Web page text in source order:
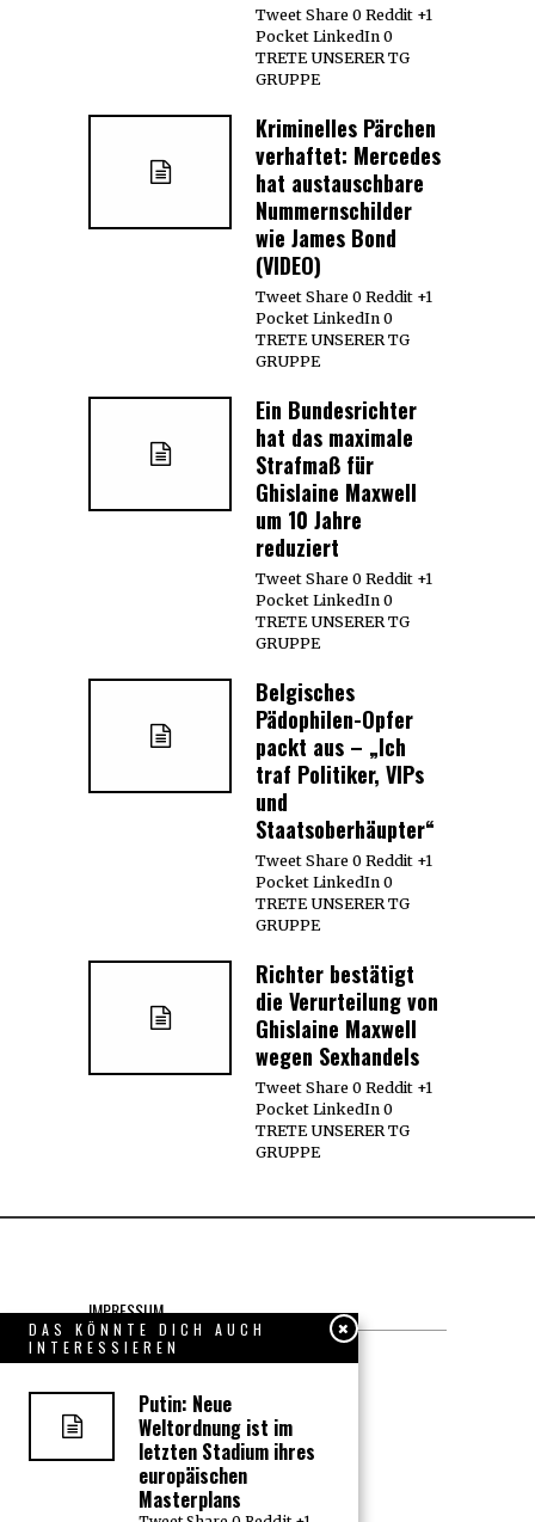
Tweet Share 0 Reddit +1
Pocket LinkedIn 0
TRETE UNSERER TG
GRUPPE
Kriminelles Pärchen
verhaftet: Mercedes
hat austauschbare
Nummernschilder
wie James Bond
(VIDEO)
Tweet Share 0 Reddit +1
Pocket LinkedIn 0
TRETE UNSERER TG
GRUPPE
Ein Bundesrichter
hat das maximale
Strafmaß für
Ghislaine Maxwell
um 10 Jahre
reduziert
Tweet Share 0 Reddit +1
Pocket LinkedIn 0
TRETE UNSERER TG
GRUPPE
Belgisches
Pädophilen-Opfer
packt aus – „Ich
traf Politiker, VIPs
und
Staatsoberhäupter“
Tweet Share 0 Reddit +1
Pocket LinkedIn 0
TRETE UNSERER TG
GRUPPE
Richter bestätigt
die Verurteilung von
Ghislaine Maxwell
wegen Sexhandels
Tweet Share 0 Reddit +1
Pocket LinkedIn 0
TRETE UNSERER TG
GRUPPE
IMPRESSUM
Datenschutzerklärung
KONTAKT
DAS KÖNNTE DICH AUCH
INTERESSIEREN
Putin: Neue
Weltordnung ist im
letzten Stadium ihres
europäischen
Masterplans